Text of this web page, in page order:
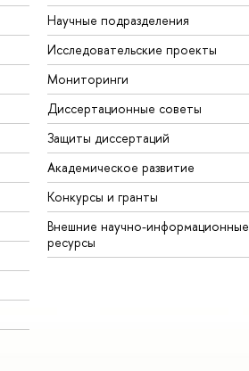
Научные подразделения
Исследовательские проекты
Мониторинги
Диссертационные советы
Защиты диссертаций
Академическое развитие
Конкурсы и гранты
Внешние научно-информационные
ресурсы